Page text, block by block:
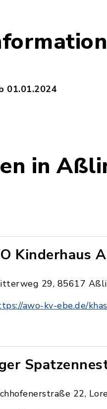
01.01.2024
in
Kinderhaus
29, 85617
awo-kv-ebe.de/khas
22,